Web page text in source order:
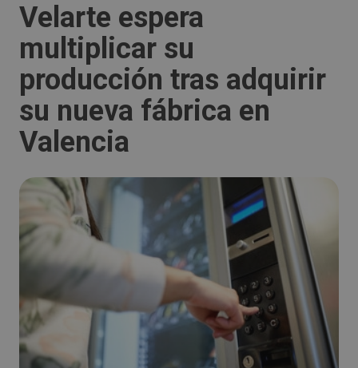
Velarte espera
multiplicar su
producción tras adquirir
su nueva fábrica en
Valencia